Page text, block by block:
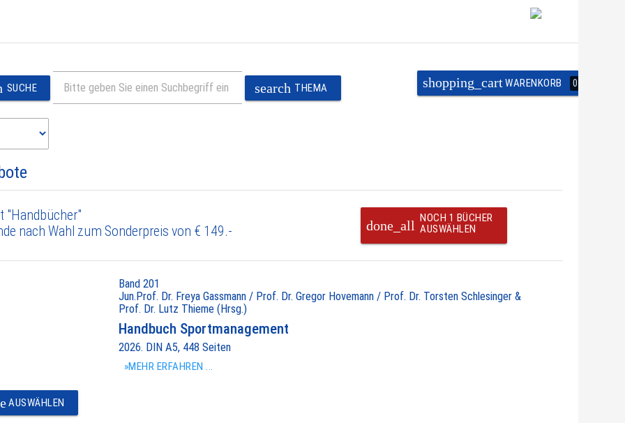
SUCHE search THEMA shopping_cartWARENKORB 0
"Handbücher"
nach Wahl zum Sonderpreis von € 149.-
done_all
NOCH 1 BÜCHER
AUSWÄHLEN
Band 201
Jun.Prof. Dr. Freya Gassmann / Prof. Dr. Gregor Hovemann / Prof. Dr. Torsten Schlesinger &
Prof. Dr. Lutz Thieme (Hrsg.)
Handbuch Sportmanagement
2026. DIN A5, 448 Seiten
»MEHR ERFAHREN ...
AUSWÄHLEN